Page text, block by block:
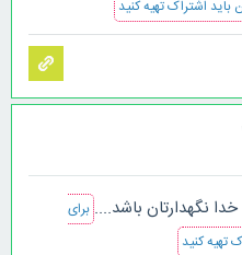
اشتراک تهیه کنید
نگهدارتان باشد.... برای
تهیه کنید